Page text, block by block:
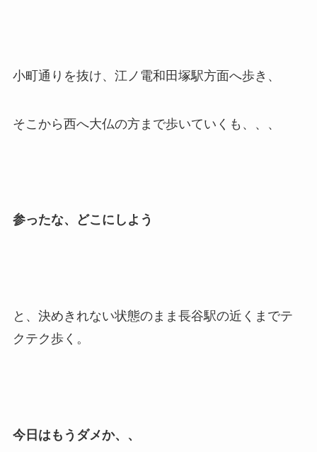
小町通りを抜け、江ノ電和田塚駅方面へ歩き、
そこから西へ大仏の方まで歩いていくも、、、
参ったな、どこにしよう
と、決めきれない状態のまま長谷駅の近くまでテ
クテク歩く。
今日はもうダメか、、